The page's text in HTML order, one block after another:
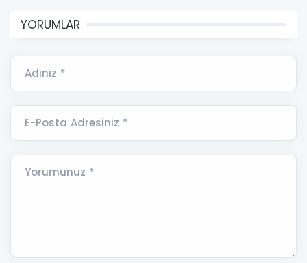
YORUMLAR
Adınız *
E-Posta Adresiniz *
Yorumunuz *